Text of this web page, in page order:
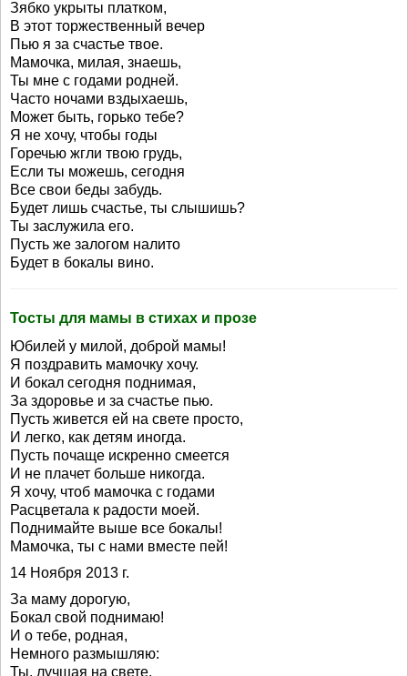
Зябко укрыты платком,
В этот торжественный вечер
Пью я за счастье твое.
Мамочка, милая, знаешь,
Ты мне с годами родней.
Часто ночами вздыхаешь,
Может быть, горько тебе?
Я не хочу, чтобы годы
Горечью жгли твою грудь,
Если ты можешь, сегодня
Все свои беды забудь.
Будет лишь счастье, ты слышишь?
Ты заслужила его.
Пусть же залогом налито
Будет в бокалы вино.
Тосты для мамы в стихах и прозе
Юбилей у милой, доброй мамы!
Я поздравить мамочку хочу.
И бокал сегодня поднимая,
За здоровье и за счастье пью.
Пусть живется ей на свете просто,
И легко, как детям иногда.
Пусть почаще искренно смеется
И не плачет больше никогда.
Я хочу, чтоб мамочка с годами
Расцветала к радости моей.
Поднимайте выше все бокалы!
Мамочка, ты с нами вместе пей!
14 Ноября 2013 г.
За маму дорогую,
Бокал свой поднимаю!
И о тебе, родная,
Немного размышляю:
Ты, лучшая на свете,